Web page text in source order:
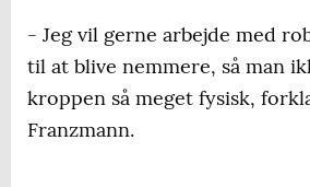
- Jeg vil gerne arbejde med
til at blive nemmere, så man
kroppen så meget fysisk,
Franzmann.